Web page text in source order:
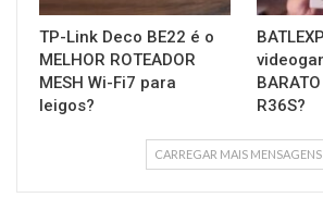
TP-Link Deco BE22 é o
MELHOR ROTEADOR
MESH Wi-Fi7 para
leigos?
R36S?
CARREGAR MAIS MENSAGENS